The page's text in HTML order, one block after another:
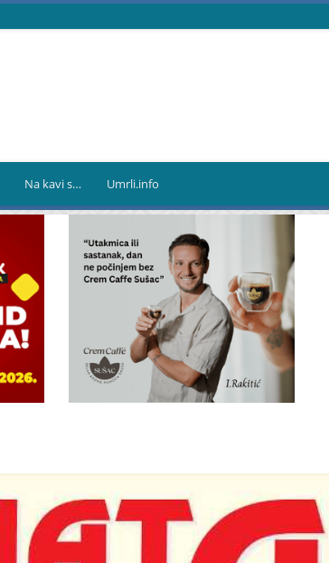
Na kavi s… Umrli.info